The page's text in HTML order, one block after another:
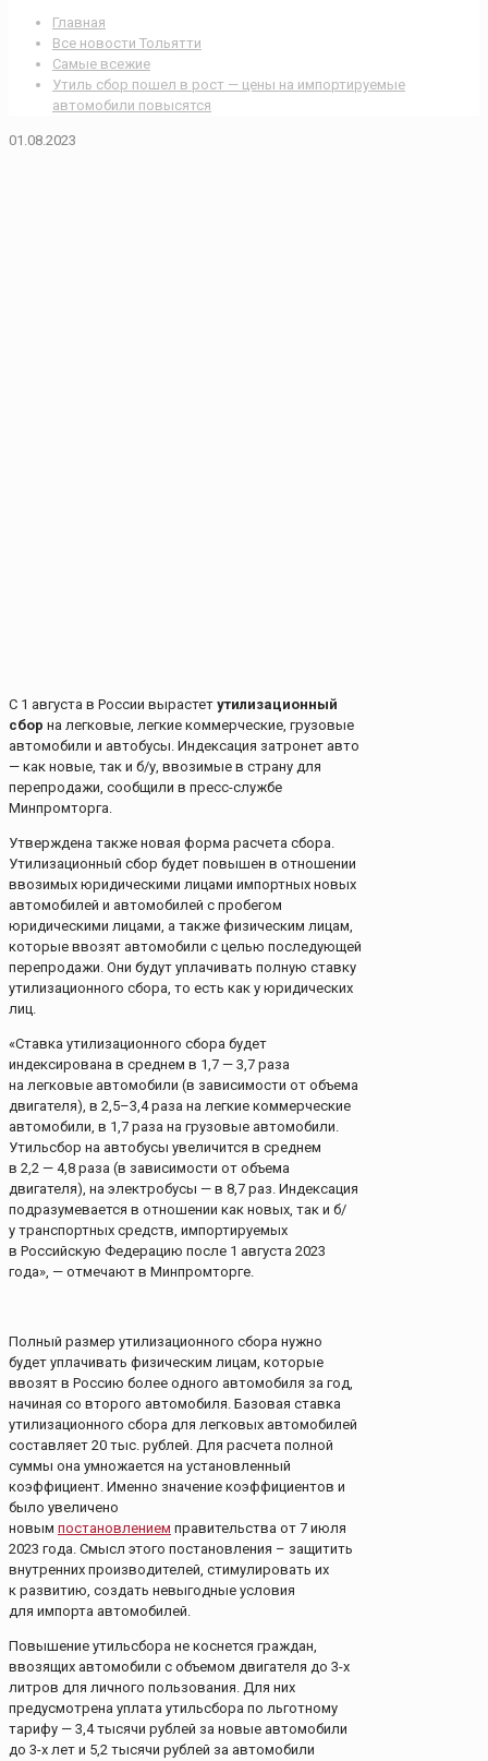
Главная
Все новости Тольятти
Самые всежие
Утиль сбор пошел в рост — цены на импортируемые
автомобили повысятся
01.08.2023
С 1 августа в России вырастет утилизационный
сбор на легковые, легкие коммерческие, грузовые
автомобили и автобусы. Индексация затронет авто
— как новые, так и б/у, ввозимые в страну для
перепродажи, сообщили в пресс-службе
Минпромторга.
Утверждена также новая форма расчета сбора.
Утилизационный сбор будет повышен в отношении
ввозимых юридическими лицами импортных новых
автомобилей и автомобилей с пробегом
юридическими лицами, а также физическим лицам,
которые ввозят автомобили с целью последующей
перепродажи. Они будут уплачивать полную ставку
утилизационного сбора, то есть как у юридических
лиц.
«Ставка утилизационного сбора будет
индексирована в среднем в 1,7 — 3,7 раза
на легковые автомобили (в зависимости от объема
двигателя), в 2,5–3,4 раза на легкие коммерческие
автомобили, в 1,7 раза на грузовые автомобили.
Утильсбор на автобусы увеличится в среднем
в 2,2 — 4,8 раза (в зависимости от объема
двигателя), на электробусы — в 8,7 раз. Индексация
подразумевается в отношении как новых, так и б/
у транспортных средств, импортируемых
в Российскую Федерацию после 1 августа 2023
года», — отмечают в Минпромторге.
Полный размер утилизационного сбора нужно
будет уплачивать физическим лицам, которые
ввозят в Россию более одного автомобиля за год,
начиная со второго автомобиля. Базовая ставка
утилизационного сбора для легковых автомобилей
составляет 20 тыс. рублей. Для расчета полной
суммы она умножается на установленный
коэффициент. Именно значение коэффициентов и
было увеличено
новым постановлением правительства от 7 июля
2023 года. Смысл этого постановления – защитить
внутренних производителей, стимулировать их
к развитию, создать невыгодные условия
для импорта автомобилей.
Повышение утильсбора не коснется граждан,
ввозящих автомобили с объемом двигателя до 3-х
литров для личного пользования. Для них
предусмотрена уплата утильсбора по льготному
тарифу — 3,4 тысячи рублей за новые автомобили
до 3-х лет и 5,2 тысячи рублей за автомобили